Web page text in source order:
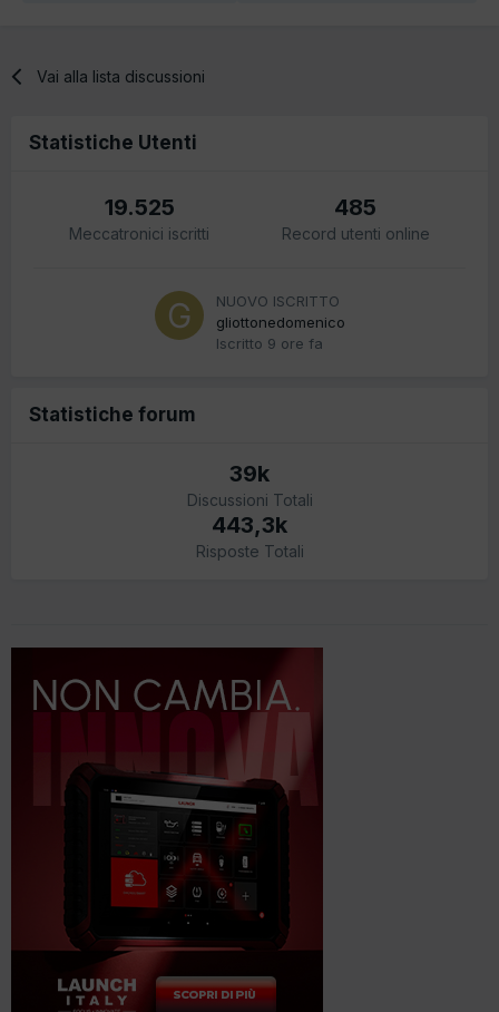
Vai alla lista discussioni
Statistiche Utenti
19.525
Meccatronici iscritti
485
Record utenti online
NUOVO ISCRITTO
gliottonedomenico
Iscritto 9 ore fa
Statistiche forum
39k
Discussioni Totali
443,3k
Risposte Totali